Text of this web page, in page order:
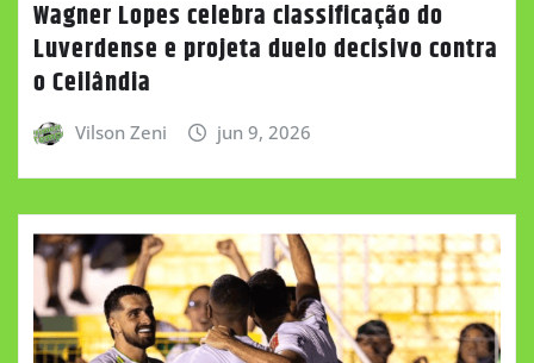
Wagner Lopes celebra classificação do
Luverdense e projeta duelo decisivo contra
o Ceilândia
Vilson Zeni jun 9, 2026